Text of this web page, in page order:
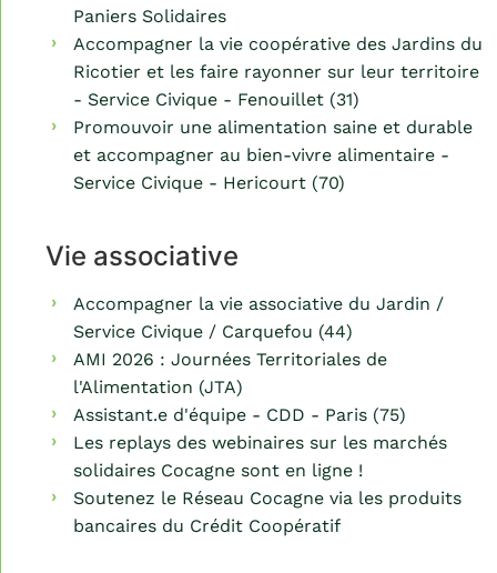
Paniers Solidaires
Accompagner la vie coopérative des Jardins du
Ricotier et les faire rayonner sur leur territoire
- Service Civique - Fenouillet (31)
Promouvoir une alimentation saine et durable
et accompagner au bien-vivre alimentaire -
Service Civique - Hericourt (70)
Vie associative
Accompagner la vie associative du Jardin /
Service Civique / Carquefou (44)
AMI 2026 : Journées Territoriales de
l'Alimentation (JTA)
Assistant.e d'équipe - CDD - Paris (75)
Les replays des webinaires sur les marchés
solidaires Cocagne sont en ligne !
Soutenez le Réseau Cocagne via les produits
bancaires du Crédit Coopératif